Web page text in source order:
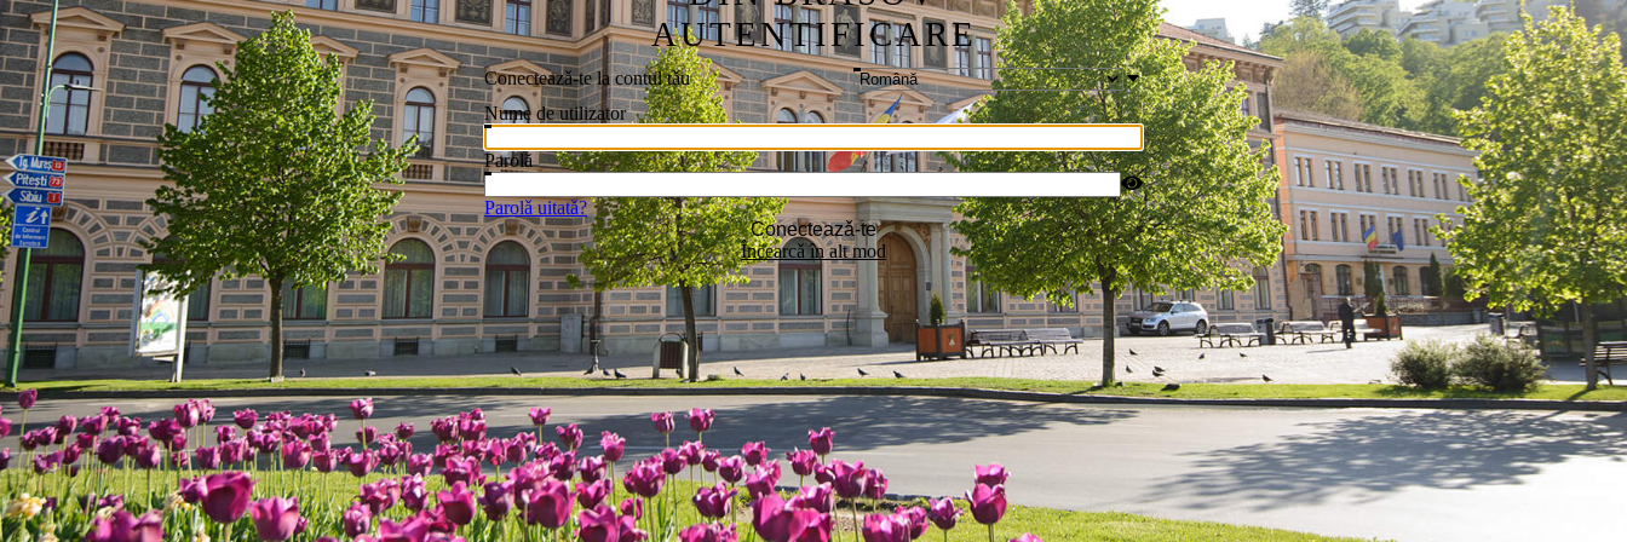
AUTENTIFICARE
Conecteazǎ-te la contul tǎu
Nume de utilizator
Parolă
Parolǎ uitatǎ?
Conecteazǎ-te
Încearcǎ în alt mod